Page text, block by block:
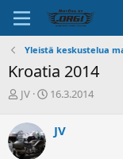
Yleistä keskustelua
Kroatia 2014
K
s
k
u
JV
A16.3.2014
JV